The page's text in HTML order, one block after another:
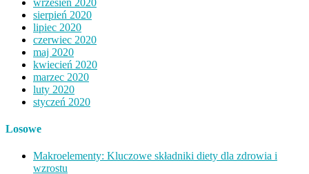
sierpień 2020
lipiec 2020
czerwiec 2020
maj 2020
kwiecień 2020
marzec 2020
luty 2020
styczeń 2020
Losowe
Makroelementy: Kluczowe składniki diety dla zdrowia i
wzrostu